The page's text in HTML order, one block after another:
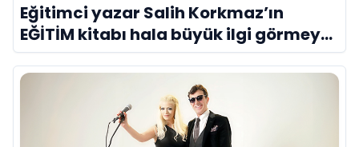
Eğitimci yazar Salih Korkmaz’ın
EĞİTİM kitabı hala büyük ilgi görmeye
devam ediyor